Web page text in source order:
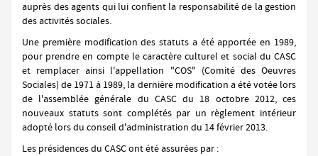
auprès des agents qui lui confient la responsabilité de la gestion
des activités sociales.
Une première modification des statuts a été apportée en 1989,
pour prendre en compte le caractère culturel et social du CASC
et remplacer ainsi l'appellation "COS" (Comité des Oeuvres
Sociales) de 1971 à 1989, la dernière modification a été votée lors
de l'assemblée générale du CASC du 18 octobre 2012, ces
nouveaux statuts sont complétés par un règlement intérieur
adopté lors du conseil d'administration du 14 février 2013.
Les présidences du CASC ont été assurées par :